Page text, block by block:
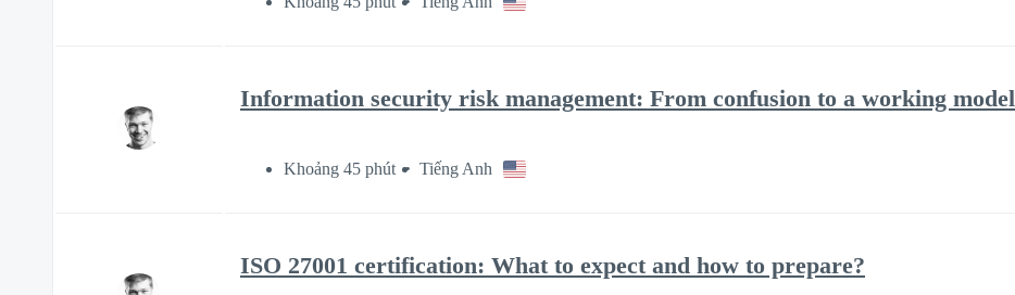
Information security risk management: From confusion to a working model
Khoảng 45 phút Tiếng Anh
ISO 27001 certification: What to expect and how to prepare?